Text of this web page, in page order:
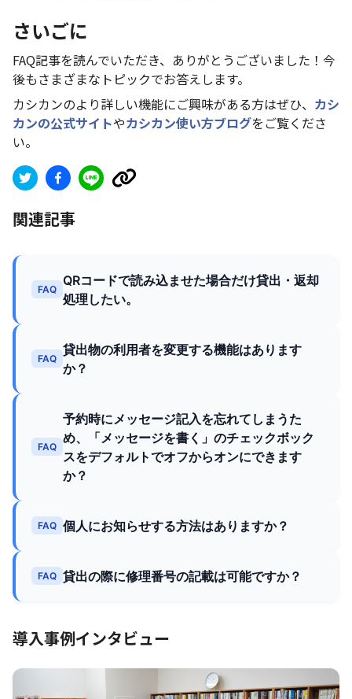
さいごに
FAQ記事を読んでいただき、ありがとうございました！今
後もさまざまなトピックでお答えします。
カシカンのより詳しい機能にご興味がある方はぜひ、 カシ
カンの公式サイトやカシカン使い方ブログをご覧くださ
い。
関連記事
FAQ
QRコードで読み込ませた場合だけ貸出・返却
処理したい。
FAQ
貸出物の利用者を変更する機能はあります
か？
FAQ
予約時にメッセージ記入を忘れてしまうた
め、「メッセージを書く」のチェックボック
スをデフォルトでオフからオンにできます
か？
FAQ 個人にお知らせする方法はありますか？
FAQ 貸出の際に修理番号の記載は可能ですか？
導入事例インタビュー